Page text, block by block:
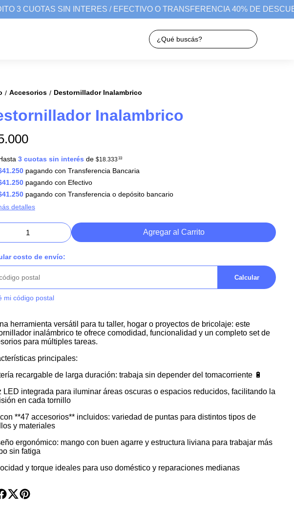
3 CUOTAS SIN INTERES / EFECTIVO O TRANSFERENCIA 40% DE
/ Accesorios / Destornillador Inalambrico
Inalambrico
3 cuotas sin interés de $18.33333
pagando con Transferencia Bancaria
pagando con Efectivo
pagando con Transferencia o depósito bancario
detalles
Agregar al Carrito
costo de envío:
Calcular
mi código postal
herramienta versátil para tu taller, hogar o proyectos de bricolaje: este
inalámbrico te ofrece comodidad, funcionalidad y un completo set de
para múltiples tareas.
principales:
recargable de larga duración: trabaja sin depender del tomacorriente 🔋
LED integrada para iluminar áreas oscuras o espacios reducidos, facilitando la
en cada tornillo
**47 accesorios** incluidos: variedad de puntas para distintos tipos de
y materiales
ergonómico: mango con buen agarre y estructura liviana para trabajar más
sin fatiga
y torque ideales para uso doméstico y reparaciones medianas